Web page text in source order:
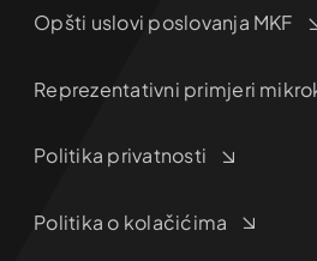
Opšti uslovi poslovanja MKF
Reprezentativni primjeri
Politika privatnosti
Politika o kolačićima